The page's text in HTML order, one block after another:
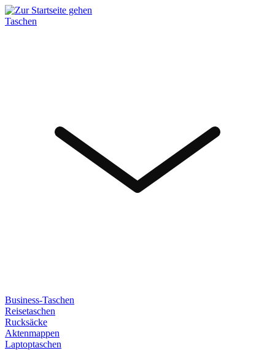
Taschen
Business-Taschen
Reisetaschen
Rucksäcke
Aktenmappen
Laptoptaschen